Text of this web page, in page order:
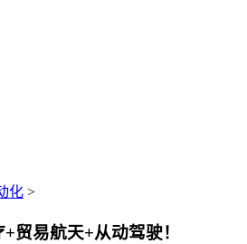
化 >
贸易航天+从动驾驶！